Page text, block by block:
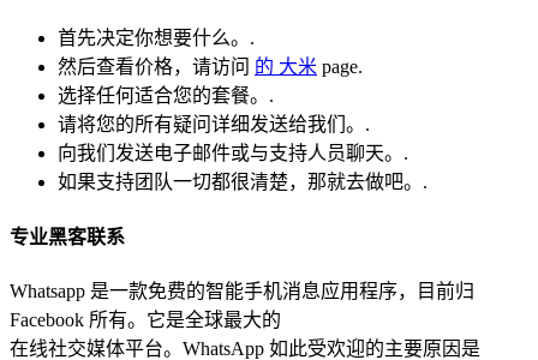
首先决定你想要什么。.
然后查看价格，请访问 的 大米 page.
选择任何适合您的套餐。.
请将您的所有疑问详细发送给我们。.
向我们发送电子邮件或与支持人员聊天。.
如果支持团队一切都很清楚，那就去做吧。.
专业黑客联系
Whatsapp 是一款免费的智能手机消息应用程序，目前归
Facebook 所有。它是全球最大的
在线社交媒体平台。WhatsApp 如此受欢迎的主要原因是